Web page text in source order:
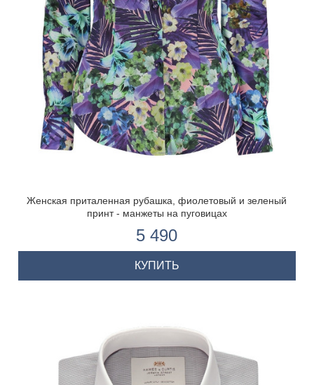
Женская приталенная рубашка, фиолетовый и зеленый
принт - манжеты на пуговицах
5 490
КУПИТЬ